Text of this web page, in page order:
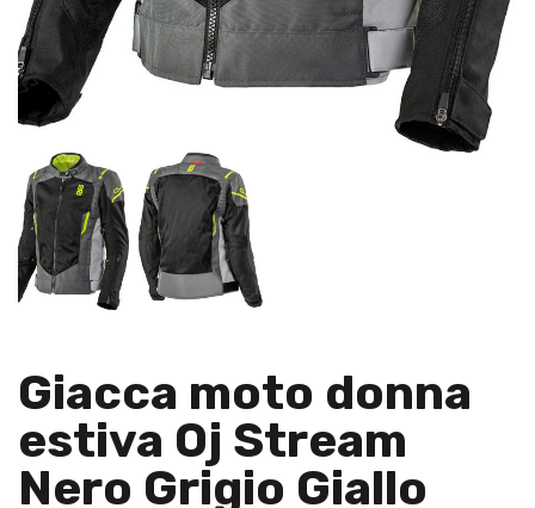
Giacca moto donna
estiva Oj Stream
Nero Grigio Giallo